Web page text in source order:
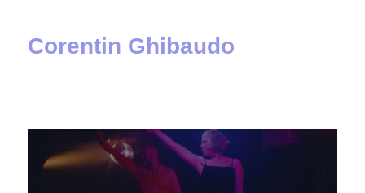
Corentin Ghibaudo